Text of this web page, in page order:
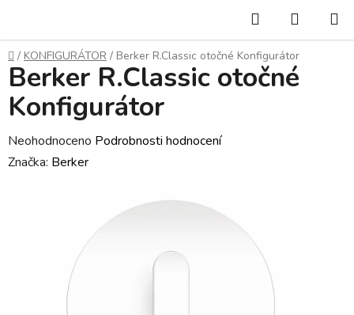
obsah
Hledat
KOŠÍK
Domů
/ KONFIGURÁTOR / Berker R.Classic otočné Konfigurátor
Berker R.Classic otočné
Konfigurátor
Průměrné
hodnocení
Neohodnoceno Podrobnosti hodnocení
Značka: Berker